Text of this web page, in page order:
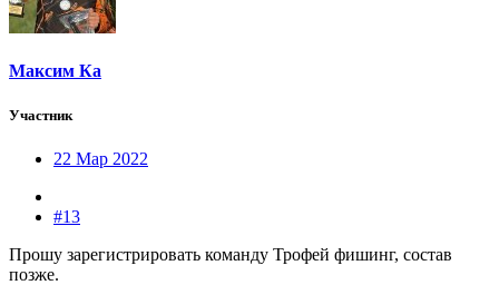
Максим Ка
Участник
22 Мар 2022
#13
Прошу зарегистрировать команду Трофей фишинг, состав
позже.